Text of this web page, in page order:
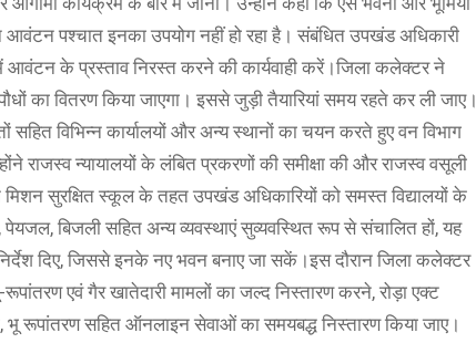
आवंटन पश्चात इनका उपयोग नहीं हो रहा है। संबंधित उपखंड अधिकारी
के प्रस्ताव निरस्त करने की कार्यवाही करें।जिला कलेक्टर ने
का वितरण किया जाएगा। इससे जुड़ी तैयारियां समय रहते कर ली जाए।
विभिन्न कार्यालयों और अन्य स्थानों का चयन करते हुए वन विभाग
राजस्व न्यायालयों के लंबित प्रकरणों की समीक्षा की और राजस्व वसूली
सुरक्षित स्कूल के तहत उपखंड अधिकारियों को समस्त विद्यालयों के
पेयजल, बिजली सहित अन्य व्यवस्थाएं सुव्यवस्थित रूप से संचालित हों, यह
दिए, जिससे इनके नए भवन बनाए जा सकें।इस दौरान जिला कलेक्टर
एवं गैर खातेदारी मामलों का जल्द निस्तारण करने, रोड़ा एक्ट
भू रूपांतरण सहित ऑनलाइन सेवाओं का समयबद्ध निस्तारण किया जाए।